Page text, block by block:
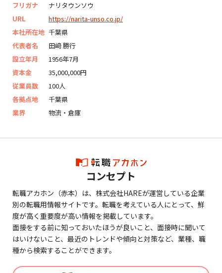
フリガナ
ナリタウンソウ
URL
https://narita-unso.co.jp/
本社所在地 千葉県
代表者名
田﨑 勝行
設立年月
1956年7月
資本金
35,000,000円
従業員数
100人
各拠点地
千葉県
業界
物流・倉庫
コンセプト
転職アカホン（赤本）は、株式会社HAREが運営している企業
別の転職用情報サイトです。転職を考えている人にとって、鮮
度が高く重要度が高い情報を掲載しています。
面接をする前に知っておいたほうが良いこと、面接時に聞いて
はいけないこと、最近のトレンドや傾向と対策など、業種、職
種から検索することができます。